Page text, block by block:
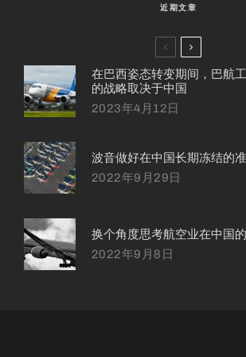
近期文章
在巴西姿态转变期间，巴航
的战略取决于中国
2023年4月12日
波音做好在中国长期冻结的
2022年9月29日
换个角度思考航空业在中国
2022年9月8日